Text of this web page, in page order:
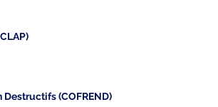
(COFREND)